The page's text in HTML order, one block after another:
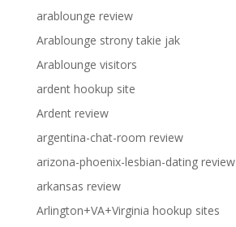
arablounge review
Arablounge strony takie jak
Arablounge visitors
ardent hookup site
Ardent review
argentina-chat-room review
arizona-phoenix-lesbian-dating review
arkansas review
Arlington+VA+Virginia hookup sites